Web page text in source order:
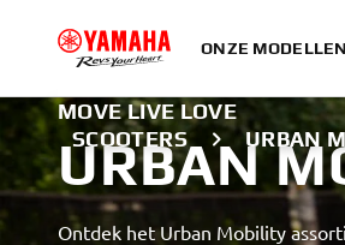
ONZE MODELLEN
SCOOTERS URBAN
MOVE LIVE LOVE
URBAN
Ontdek het Urban Mobility